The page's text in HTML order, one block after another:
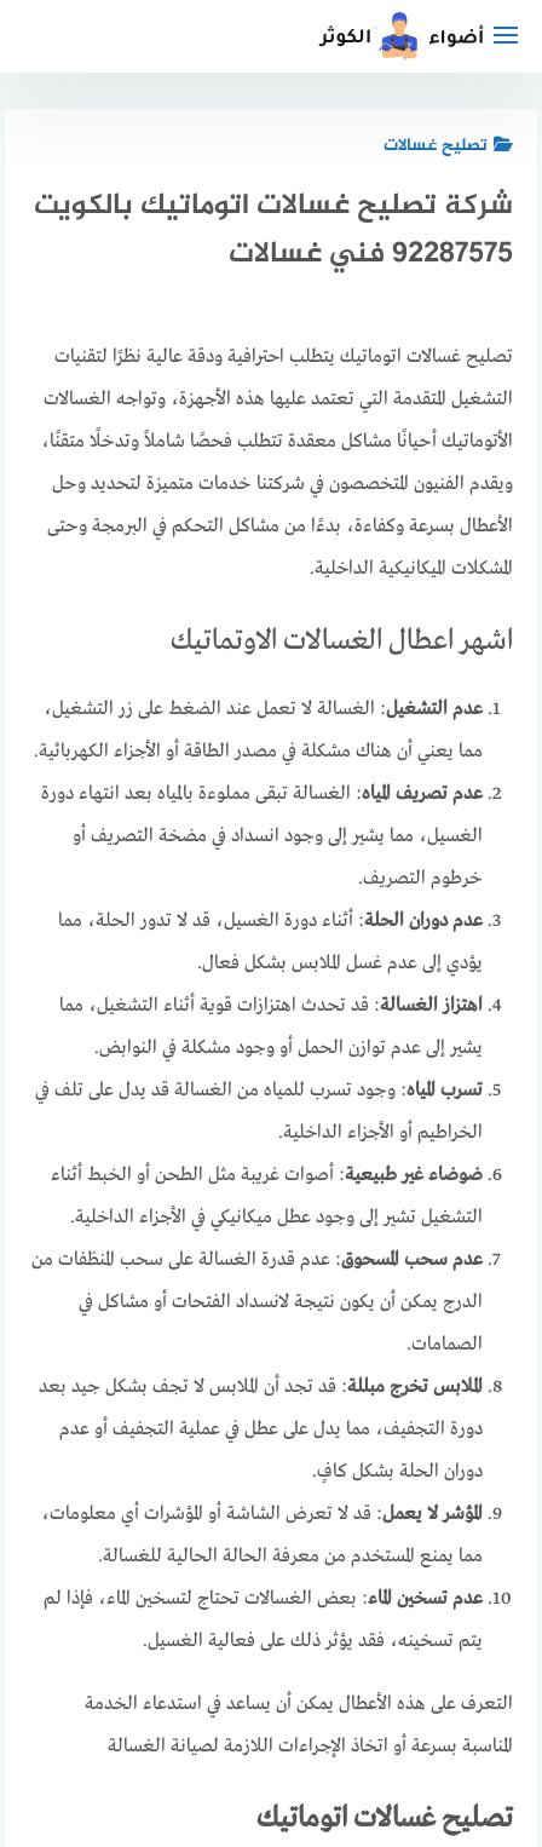
تصليح غسالات
شركة تصليح غسالات اتوماتيك بالكويت
92287575 فني غسالات
تصليح غسالات اتوماتيك يتطلب احترافية ودقة عالية نظرًا لتقنيات
التشغيل المتقدمة التي تعتمد عليها هذه الأجهزة، وتواجه الغسالات
الأتوماتيك أحيانًا مشاكل معقدة تتطلب فحصًا شاملاً وتدخلًا متقنًا،
ويقدم الفنيون المتخصصون في شركتنا خدمات متميزة لتحديد وحل
الأعطال بسرعة وكفاءة، بدءًا من مشاكل التحكم في البرمجة وحتى
المشكلات الميكانيكية الداخلية.
اشهر اعطال الغسالات الاوتماتيك
عدم التشغيل: الغسالة لا تعمل عند الضغط على زر التشغيل،
مما يعني أن هناك مشكلة في مصدر الطاقة أو الأجزاء الكهربائية.
عدم تصريف المياه: الغسالة تبقى مملوءة بالمياه بعد انتهاء دورة
الغسيل، مما يشير إلى وجود انسداد في مضخة التصريف أو
خرطوم التصريف.
عدم دوران الحلة: أثناء دورة الغسيل، قد لا تدور الحلة، مما
يؤدي إلى عدم غسل الملابس بشكل فعال.
اهتزاز الغسالة: قد تحدث اهتزازات قوية أثناء التشغيل، مما
يشير إلى عدم توازن الحمل أو وجود مشكلة في النوابض.
تسرب المياه: وجود تسرب للمياه من الغسالة قد يدل على تلف في
الخراطيم أو الأجزاء الداخلية.
ضوضاء غير طبيعية: أصوات غريبة مثل الطحن أو الخبط أثناء
التشغيل تشير إلى وجود عطل ميكانيكي في الأجزاء الداخلية.
عدم سحب المسحوق: عدم قدرة الغسالة على سحب المنظفات من
الدرج يمكن أن يكون نتيجة لانسداد الفتحات أو مشاكل في
الصمامات.
الملابس تخرج مبللة: قد تجد أن الملابس لا تجف بشكل جيد بعد
دورة التجفيف، مما يدل على عطل في عملية التجفيف أو عدم
دوران الحلة بشكل كافٍ.
المؤشر لا يعمل: قد لا تعرض الشاشة أو المؤشرات أي معلومات،
مما يمنع المستخدم من معرفة الحالة الحالية للغسالة.
عدم تسخين الماء: بعض الغسالات تحتاج لتسخين الماء، فإذا لم
يتم تسخينه، فقد يؤثر ذلك على فعالية الغسيل.
التعرف على هذه الأعطال يمكن أن يساعد في استدعاء الخدمة
المناسبة بسرعة أو اتخاذ الإجراءات اللازمة لصيانة الغسالة
تصليح غسالات اتوماتيك